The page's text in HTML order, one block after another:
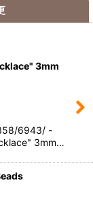
3mm
6943/ -
3mm…